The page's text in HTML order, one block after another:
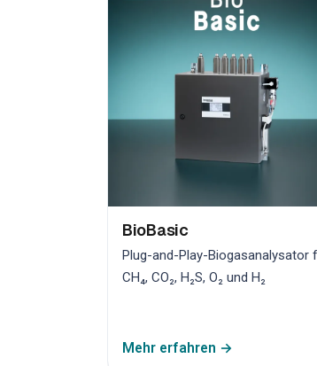
BioBasic
Plug-and-Play-Biogasanalysator
CH₄, CO₂, H₂S, O₂ und H₂
Mehr erfahren →